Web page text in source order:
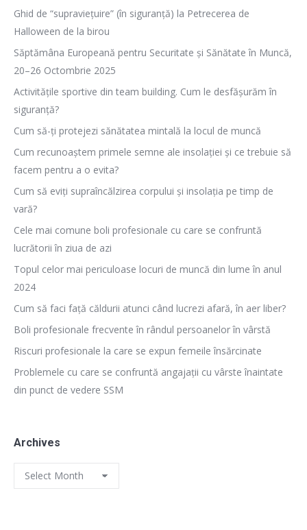
Ghid de “supraviețuire” (în siguranță) la Petrecerea de
Halloween de la birou
Săptămâna Europeană pentru Securitate și Sănătate în Muncă,
20–26 Octombrie 2025
Activitățile sportive din team building. Cum le desfășurăm în
siguranță?
Cum să-ți protejezi sănătatea mintală la locul de muncă
Cum recunoaștem primele semne ale insolației și ce trebuie să
facem pentru a o evita?
Cum să eviți supraîncălzirea corpului și insolația pe timp de
vară?
Cele mai comune boli profesionale cu care se confruntă
lucrătorii în ziua de azi
Topul celor mai periculoase locuri de muncă din lume în anul
2024
Cum să faci față căldurii atunci când lucrezi afară, în aer liber?
Boli profesionale frecvente în rândul persoanelor în vârstă
Riscuri profesionale la care se expun femeile însărcinate
Problemele cu care se confruntă angajații cu vârste înaintate
din punct de vedere SSM
Archives
Archives